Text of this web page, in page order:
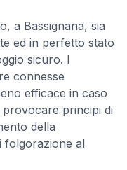
a Bassignana, sia
ed in perfetto stato
sicuro. I
connesse
efficace in caso
principi di
della
folgorazione al